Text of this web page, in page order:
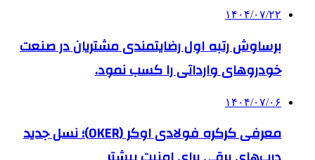
۱۴۰۴/۰۷/۲۲
برساوش رتبه اول رضایتمندی مشتریان در صنعت
خودروهای وارداتی را کسب نمود.
۱۴۰۴/۰۷/۰۶
معرفی کرکره فولادی اوکر (OKER)؛ نسل جدید